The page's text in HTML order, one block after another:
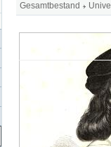
Gesamtbestand